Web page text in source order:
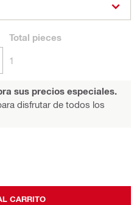
Total pieces
1
sus precios especiales.
disfrutar de todos los
CARRITO